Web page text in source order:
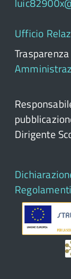
Ufficio
Trasparenza
Dirigente